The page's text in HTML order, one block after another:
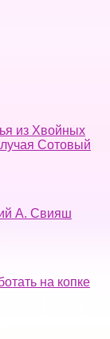
из Хвойных
Сотовый
А. Свияш
на копке